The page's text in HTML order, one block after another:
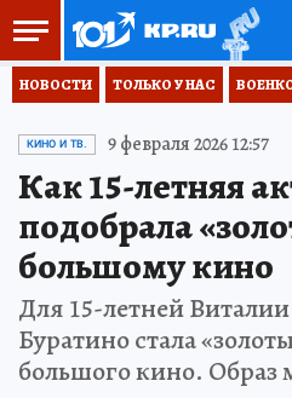
НОВОСТИ ТОЛЬКО У НАС
КИНО И ТВ. 9 февраля 2026 12:57
Как 15-летняя
подобрала
большому кино
Для 15-летней
Буратино стала
большого кино. Образ